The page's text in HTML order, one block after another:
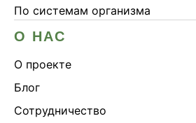
По системам организма
О НАС
О проекте
Блог
Сотрудничество